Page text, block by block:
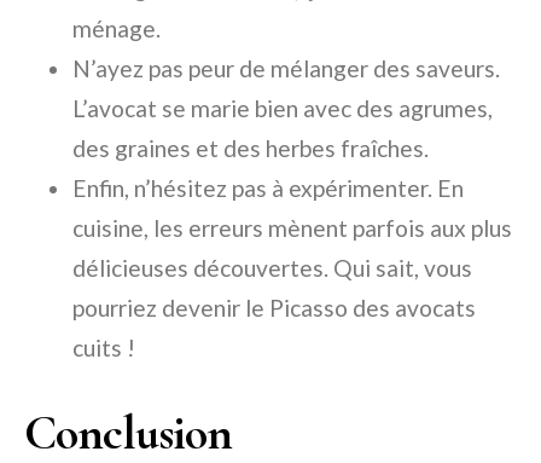
ménage.
N’ayez pas peur de mélanger des saveurs.
L’avocat se marie bien avec des agrumes,
des graines et des herbes fraîches.
Enfin, n’hésitez pas à expérimenter. En
cuisine, les erreurs mènent parfois aux plus
délicieuses découvertes. Qui sait, vous
pourriez devenir le Picasso des avocats
cuits !
Conclusion